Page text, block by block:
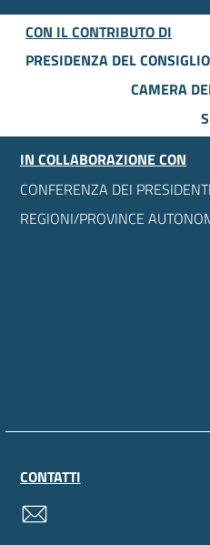
CON IL CONTRIBUTO DI
PRESIDENZA DEL
CAMERA
IN COLLABORAZIONE CON
CONFERENZA DEI
REGIONI/PROVINCE
CONTATTI